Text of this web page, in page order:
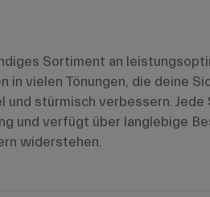
Sortiment an
in vielen Tönungen, die deine
und stürmisch verbessern.
und verfügt über langlebige
widerstehen.